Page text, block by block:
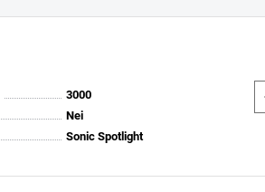
3000
Nei
Sonic Spotlight